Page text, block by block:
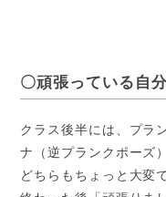
〇頑張っている自
クラス後半には、プラ
ナ（逆プランクポーズ
どちらもちょっと大変